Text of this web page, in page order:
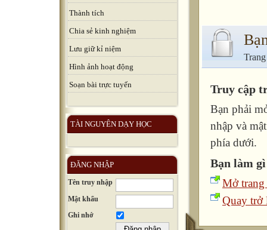
Thành tích
Chia sẻ kinh nghiệm
Lưu giữ kỉ niệm
Hình ảnh hoạt động
Soạn bài trực tuyến
TÀI NGUYÊN DẠY HỌC
ĐĂNG NHẬP
Tên truy nhập
Mật khẩu
Ghi nhớ
Truy cập
Bạn phải
nhập và
phía dưới.
Bạn làm
Mở trang
Quay trở